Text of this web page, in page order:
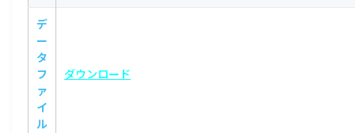
デ
ー
タ
フ
ァ
イ
ル
ダウンロード